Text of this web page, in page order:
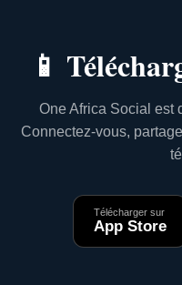
📱
One Africa Social est
Connectez-vous,
Télécharger sur
App Store